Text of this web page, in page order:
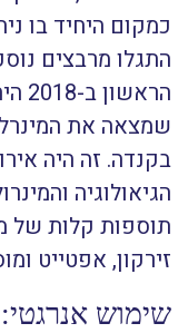
התגלו מרבצים
שמצאה את
בקנדה. זה היה
הגיאולוגיה
תוספות קלות של
זירקון, אפטייט
שימוש אנרגטי: